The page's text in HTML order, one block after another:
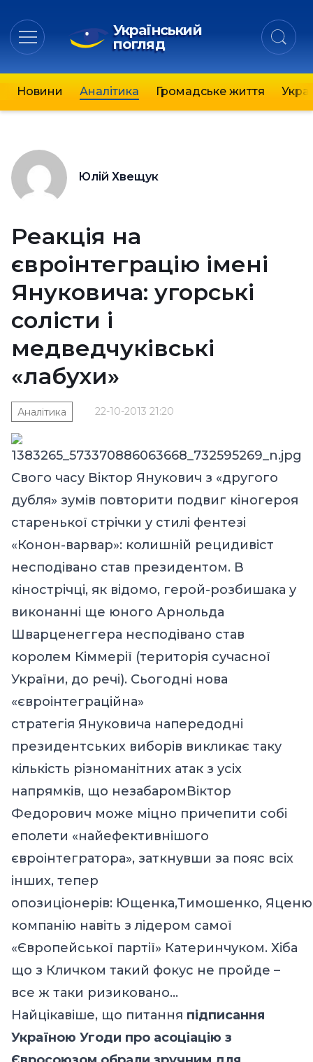
Український
погляд
Новини Аналітика Громадське життя
Юлій Хвещук
Реакція на
євроінтеграцію імені
Януковича: угорські
солісти і
медведчуківські
«лабухи»
22-10-2013 21:20
Аналітика
Свого часу Віктор Янукович з «другого
дубля» зумів повторити подвиг кіногероя
старенької стрічки у стилі фентезі
«Конон-варвар»: колишній рецидивіст
несподівано став президентом. В
кінострічці, як відомо, герой-розбишака у
виконанні ще юного Арнольда
Шварценеггера несподівано став
королем Кіммерії (територія сучасної
України, до речі). Сьогодні нова
«євроінтеграційна»
стратегія Януковича напередодні
президентських виборів викликає таку
кількість різноманітних атак з усіх
напрямків, що незабаромВіктор
Федорович може міцно причепити собі
еполети «найефективнішого
євроінтегратора», заткнувши за пояс всіх
інших, тепер
опозиціонерів: Ющенка,Тимошенко,
компанію навіть з лідером самої
«Європейської партії» Катеринчуком. Хіба
що з Кличком такий фокус не пройде –
все ж таки ризиковано…
Найцікавіше, що питання підписання
Україною Угоди про асоціацію з